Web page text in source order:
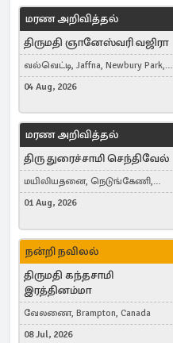
மரண அறிவித்தல்
திருமதி ஞானேஸ்வரி வஜிரா
வல்வெட்டி, Jaffna, Newbury Park,
United Kingdom
04 Aug, 2026
மரண அறிவித்தல்
திரு துரைச்சாமி செந்திவேல்
மயிலியதனை, நெடுங்கேணி,
கம்பர்மலை
01 Aug, 2026
நன்றி நவிலல்
திருமதி கந்தசாமி
இரத்தினம்மா
வேலணை, Brampton, Canada
08 Jul, 2026